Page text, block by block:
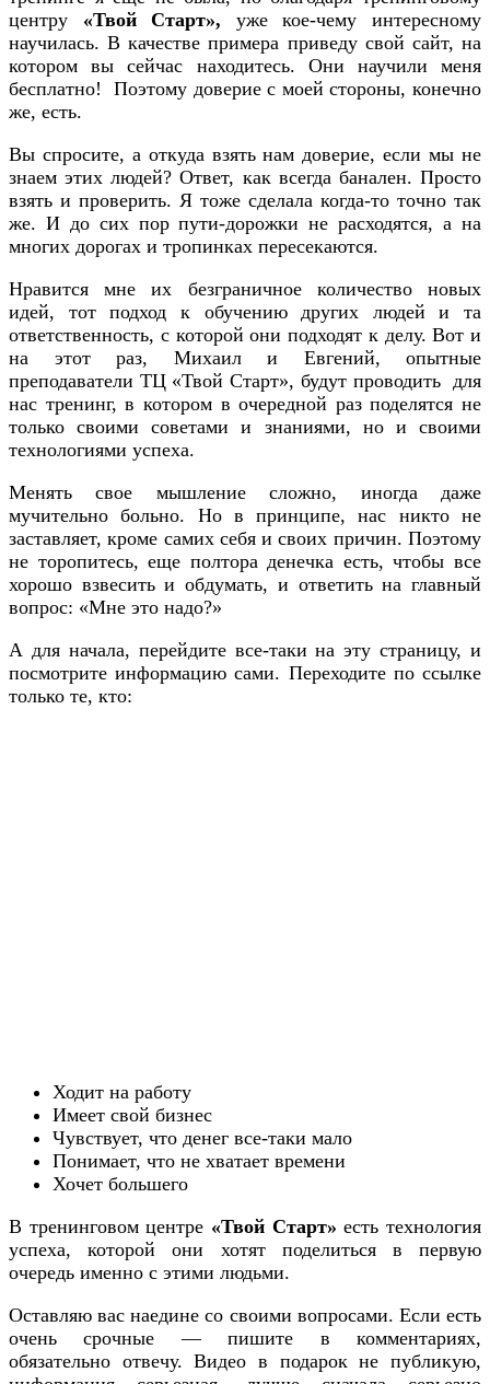
центру «Твой Старт», уже кое-чему интересному
научилась. В качестве примера приведу свой сайт, на
котором вы сейчас находитесь. Они научили меня
бесплатно! Поэтому доверие с моей стороны, конечно
же, есть.
Вы спросите, а откуда взять нам доверие, если мы не
знаем этих людей? Ответ, как всегда банален. Просто
взять и проверить. Я тоже сделала когда-то точно так
же. И до сих пор пути-дорожки не расходятся, а на
многих дорогах и тропинках пересекаются.
Нравится мне их безграничное количество новых
идей, тот подход к обучению других людей и та
ответственность, с которой они подходят к делу. Вот и
на этот раз, Михаил и Евгений, опытные
преподаватели ТЦ «Твой Старт», будут проводить для
нас тренинг, в котором в очередной раз поделятся не
только своими советами и знаниями, но и своими
технологиями успеха.
Менять свое мышление сложно, иногда даже
мучительно больно. Но в принципе, нас никто не
заставляет, кроме самих себя и своих причин. Поэтому
не торопитесь, еще полтора денечка есть, чтобы все
хорошо взвесить и обдумать, и ответить на главный
вопрос: «Мне это надо?»
А для начала, перейдите все-таки на эту страницу, и
посмотрите информацию сами. Переходите по ссылке
только те, кто:
Ходит на работу
Имеет свой бизнес
Чувствует, что денег все-таки мало
Понимает, что не хватает времени
Хочет большего
В тренинговом центре «Твой Старт» есть технология
успеха, которой они хотят поделиться в первую
очередь именно с этими людьми.
Оставляю вас наедине со своими вопросами. Если есть
очень срочные — пишите в комментариях,
обязательно отвечу. Видео в подарок не публикую,